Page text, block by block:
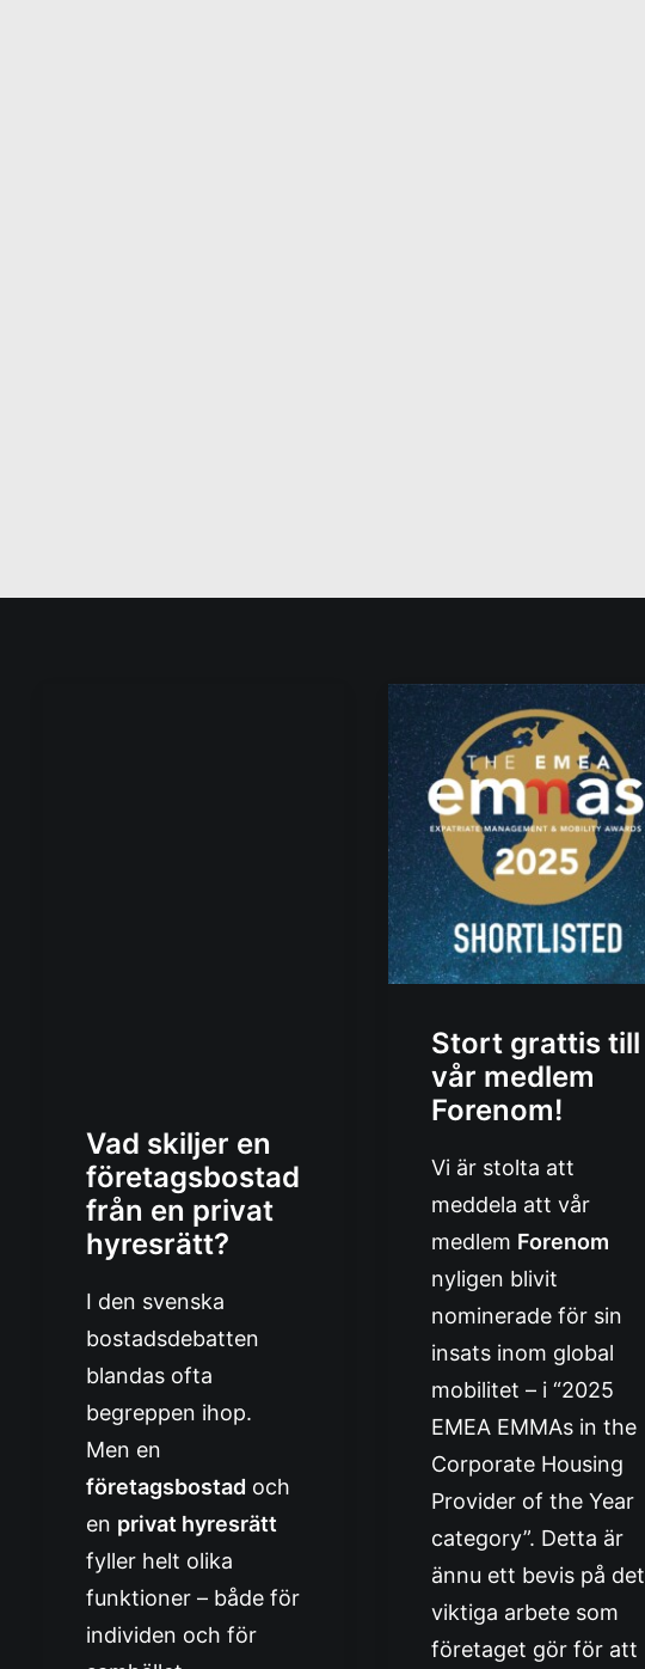
Vad skiljer en
företagsbostad
från en privat
hyresrätt?
I den svenska
bostadsdebatten
blandas ofta
begreppen ihop.
Men en
företagsbostad och
en privat hyresrätt
fyller helt olika
funktioner – både för
individen och för
Stort grattis till
vår medlem
Forenom!
Vi är stolta att
meddela att vår
medlem Forenom
nyligen blivit
nominerade för sin
insats inom global
mobilitet – i “2025
EMEA EMMAs in the
Corporate Housing
Provider of the Year
category”. Detta är
ännu ett bevis på det
viktiga arbete som
företaget gör för att